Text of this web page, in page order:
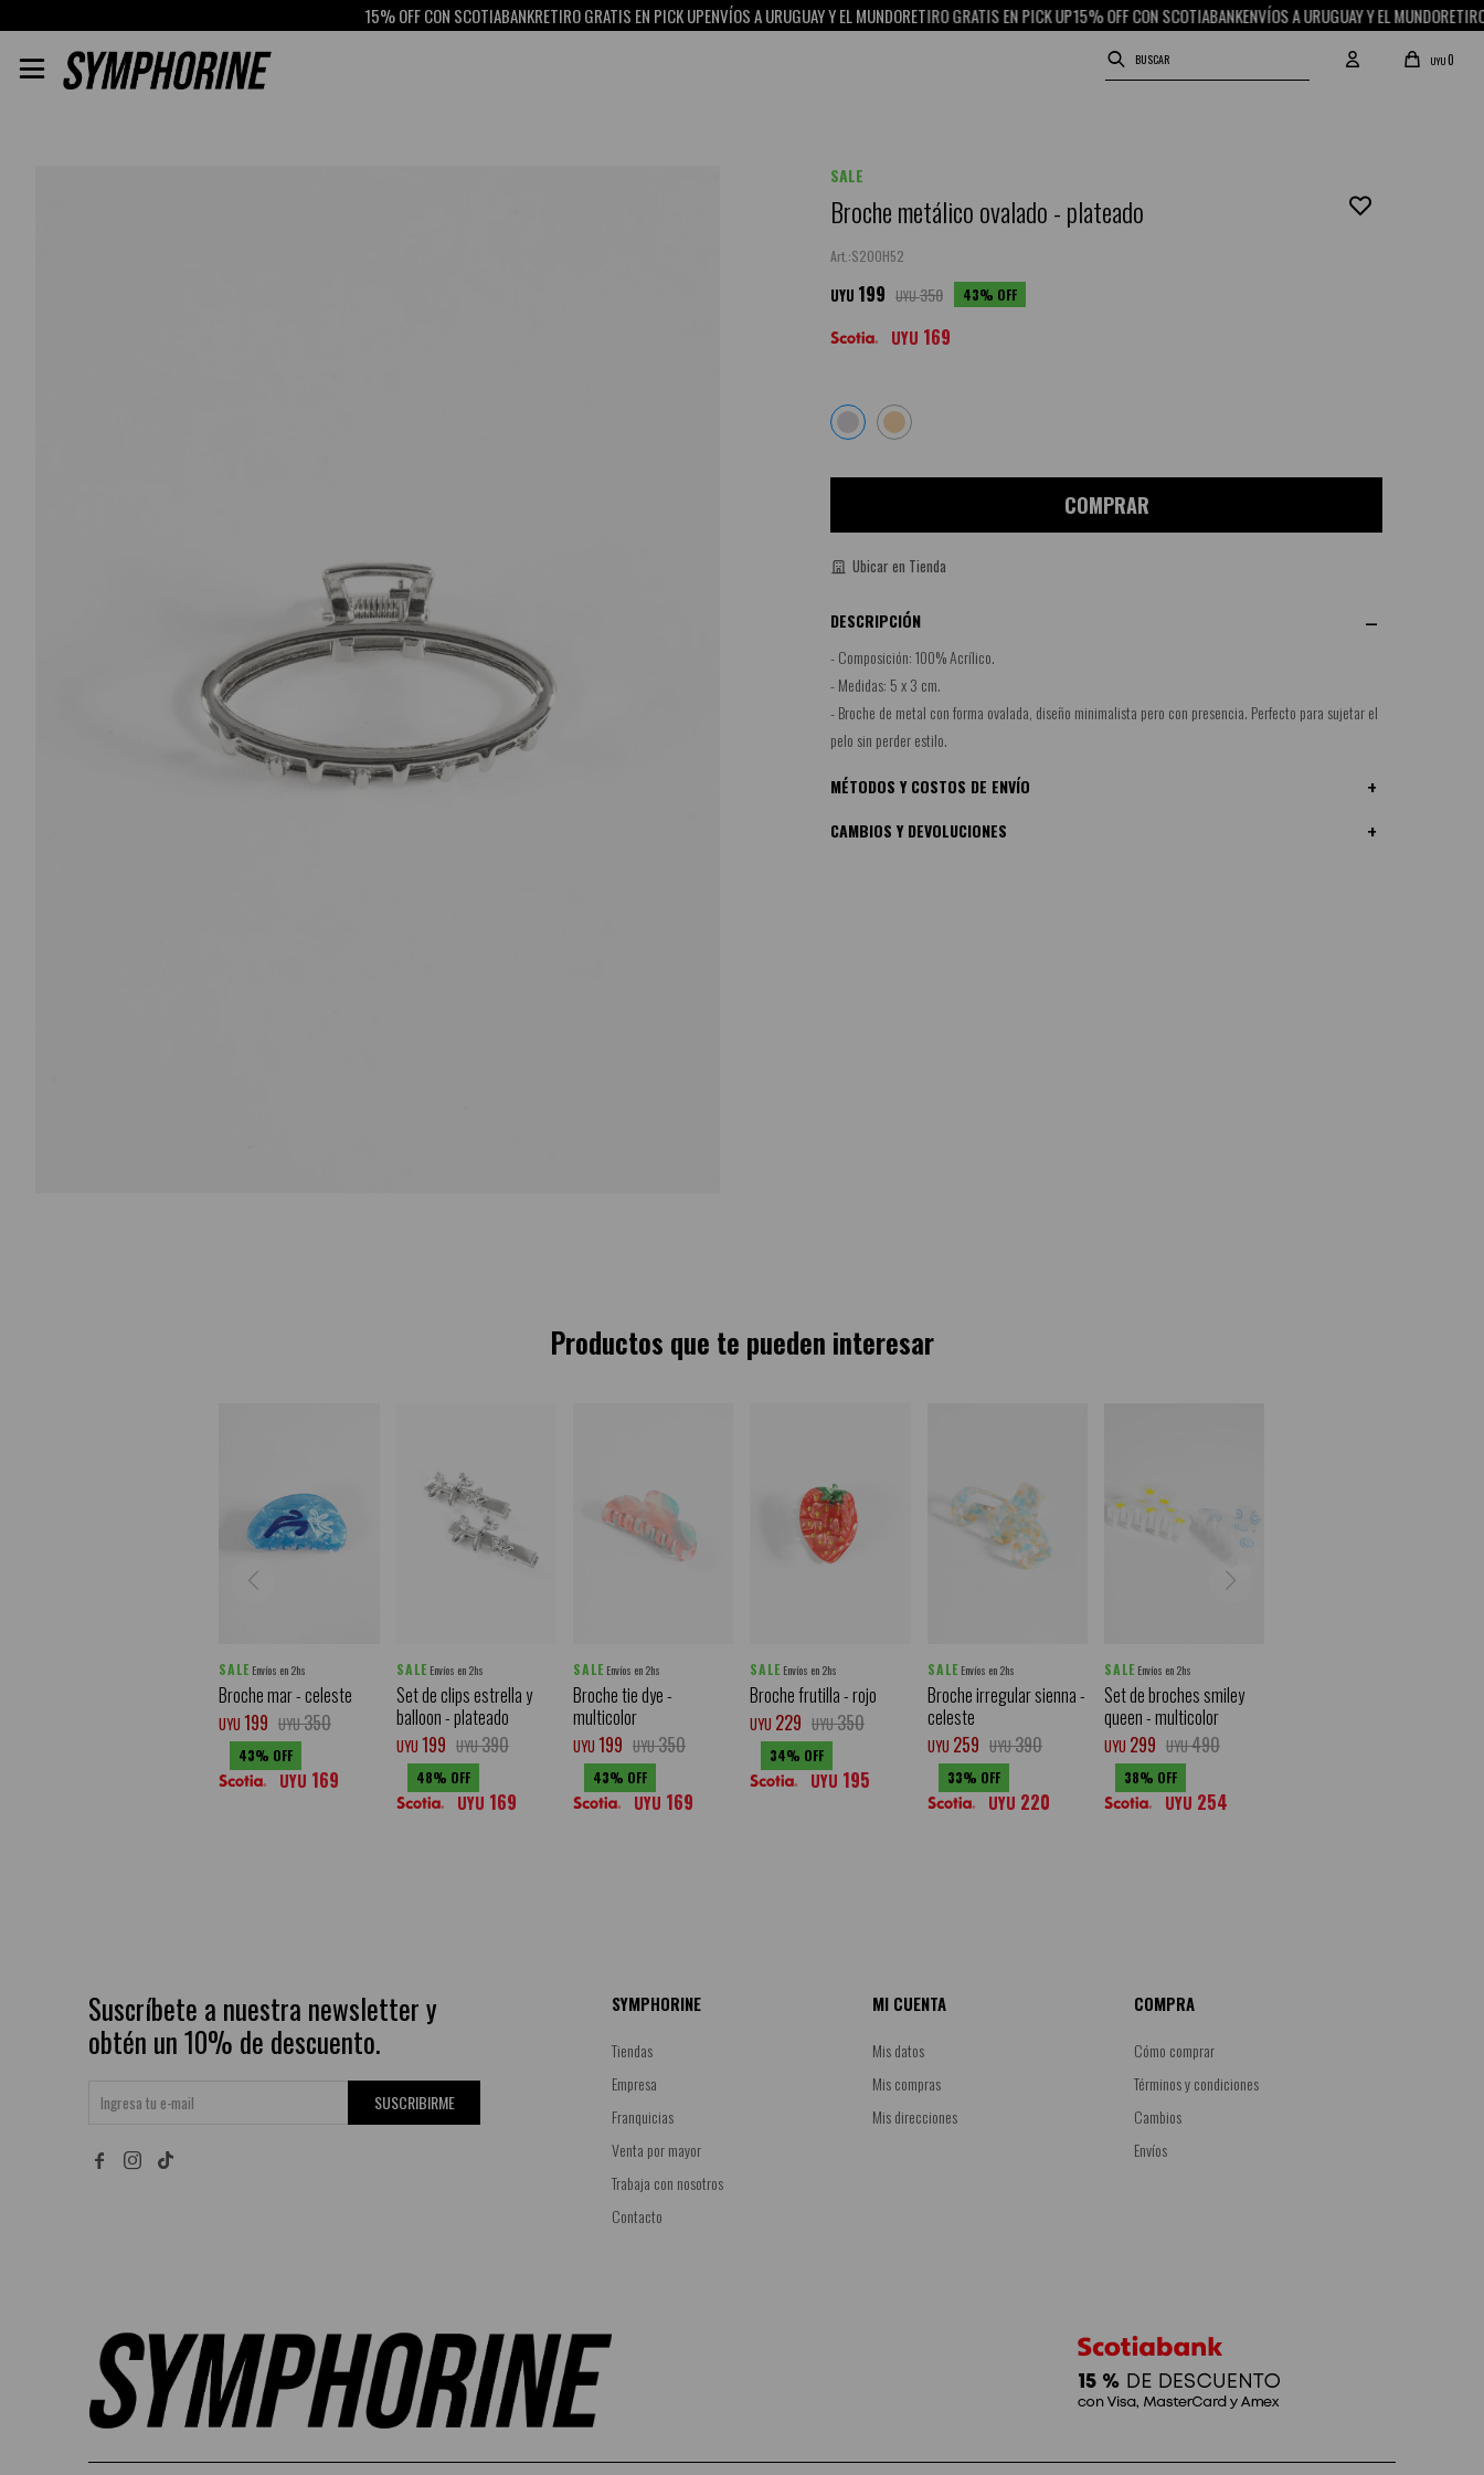
15% OFF CON SCOTIABANKRETIRO GRATIS EN PICK UPENVÍOS A URUGUAY Y EL MUNDORETIRO GRATIS EN PICK UP15% OFF CON SCOTIABANKENVÍOS A URUGUAY Y EL MUNDORETIRO
UYU0

SALE
Broche metálico ovalado - plateado
S20OH52
UYU 199 UYU350 43
UYU 169
COMPRAR
Ubicar en Tienda
DESCRIPCIÓN
- Composición: 100% Acrílico.
- Medidas: 5 x 3 cm.
- Broche de metal con forma ovalada, diseño minimalista pero con presencia. Perfecto para sujetar el
pelo sin perder estilo.
MÉTODOS Y COSTOS DE ENVÍO
CAMBIOS Y DEVOLUCIONES
Productos que te pueden interesar
SALE Envíos en 2hs
Broche mar - celeste
UYU 199 UYU350
43
UYU 169
SALE Envíos en 2hs
Set de clips estrella y
balloon - plateado
UYU 199 UYU390
48
UYU 169
SALE Envíos en 2hs
Broche tie dye -
multicolor
UYU 199 UYU350
43
UYU 169
SALE Envíos en 2hs
Broche frutilla - rojo
UYU 229 UYU350
34
UYU 195
SALE Envíos en 2hs
Broche irregular sienna -
celeste
UYU 259 UYU390
33
UYU 220
SALE Envíos en 2hs
Set de broches smiley
queen - multicolor
UYU 299 UYU490
38
UYU 254
Suscríbete a nuestra newsletter y
obtén un 10% de descuento.
SUSCRIBIRME
 
SYMPHORINE
Tiendas
Empresa
Franquicias
Venta por mayor
Trabaja con nosotros
Contacto
MI CUENTA
Mis datos
Mis compras
Mis direcciones
COMPRA
Cómo comprar
Términos y condiciones
Cambios
Envíos